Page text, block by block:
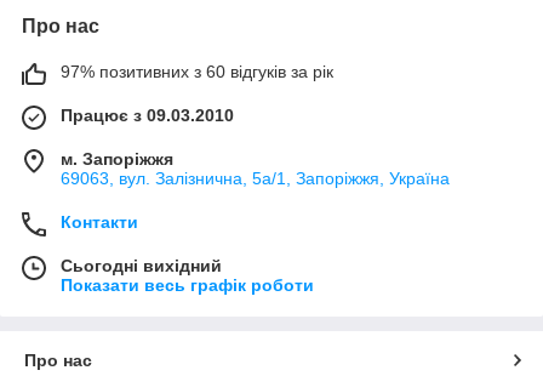
Про нас
97% позитивних з 60 відгуків за рік
Працює з 09.03.2010
м. Запоріжжя
69063, вул. Залізнична, 5а/1, Запоріжжя, Україна
Контакти
Сьогодні вихідний
Показати весь графік роботи
Про нас